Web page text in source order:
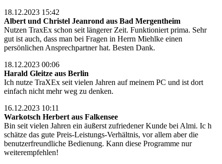
18.12.2023 15:42
Albert und Christel Jeanrond aus Bad Mergentheim
Nutzen TraxEx schon seit längerer Zeit. Funktioniert prima. Sehr
gut ist auch, dass man bei Fragen in Herrn Miehlke einen
persönlichen Ansprechpartner hat. Besten Dank.
18.12.2023 00:06
Harald Gleitze aus Berlin
Ich nutze TraXEx seit vielen Jahren auf meinem PC und ist dort
einfach nicht mehr weg zu denken.
16.12.2023 10:11
Warkotsch Herbert aus Falkensee
Bin seit vielen Jahren ein äußerst zufriedener Kunde bei Almi. Ic h
schätze das gute Preis-Leistungs-Verhältnis, vor allem aber die
benutzerfreundliche Bedienung. Kann diese Programme nur
weiterempfehlen!